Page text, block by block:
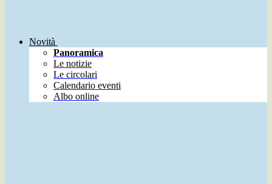
Novità
Panoramica
Le notizie
Le circolari
Calendario eventi
Albo online